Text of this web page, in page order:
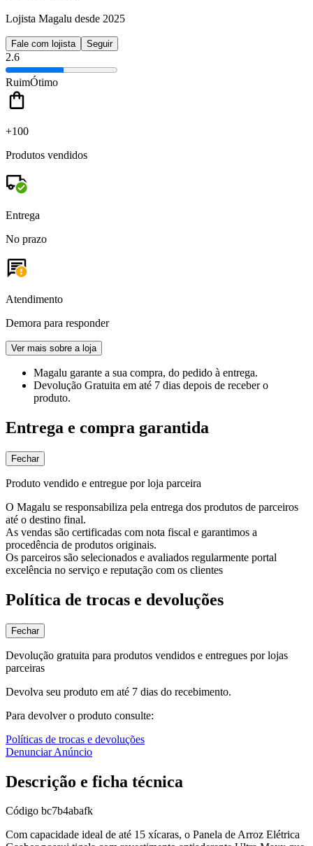
Lojista Magalu desde 2025
Fale com lojista Seguir
2.6
RuimÓtimo
+100
Produtos vendidos
Entrega
No prazo
Atendimento
Demora para responder
Ver mais sobre a loja
Magalu garante a sua compra, do pedido à entrega.
Devolução Gratuita em até 7 dias depois de receber o
produto.
Entrega e compra garantida
Fechar
Produto vendido e entregue por loja parceira
O Magalu se responsabiliza pela entrega dos produtos de parceiros
até o destino final.
As vendas são certificadas com nota fiscal e garantimos a
procedência de produtos originais.
Os parceiros são selecionados e avaliados regularmente portal
excelência no serviço e reputação com os clientes
Política de trocas e devoluções
Fechar
Devolução gratuita para produtos vendidos e entregues por lojas
parceiras
Devolva seu produto em até 7 dias do recebimento.
Para devolver o produto consulte:
Políticas de trocas e devoluções
Denunciar Anúncio
Descrição e ficha técnica
Código bc7b4abafk
Com capacidade ideal de até 15 xícaras, o Panela de Arroz Elétrica